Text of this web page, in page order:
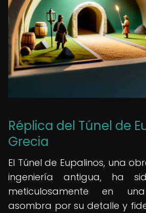
Réplica del Túnel de
Grecia
El Túnel de Eupalinos, una
ingeniería antigua, ha
meticulosamente en
asombra por su detalle y